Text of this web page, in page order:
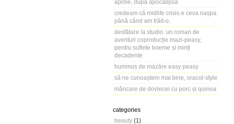
aprilie, după apocalipsă
credeam că midlife crisis e ceva nașpa.
până când am trăit-o.
desfătare la studio: un roman de
aventuri coproducție mazi-peasy,
pentru suflete boeme și minți
decadente
hummus de mazăre easy peasy
să ne cunoaștem mai bine, oracol-style
mâncare de dovlecei cu porc și quinoa
categories
beauty (1)